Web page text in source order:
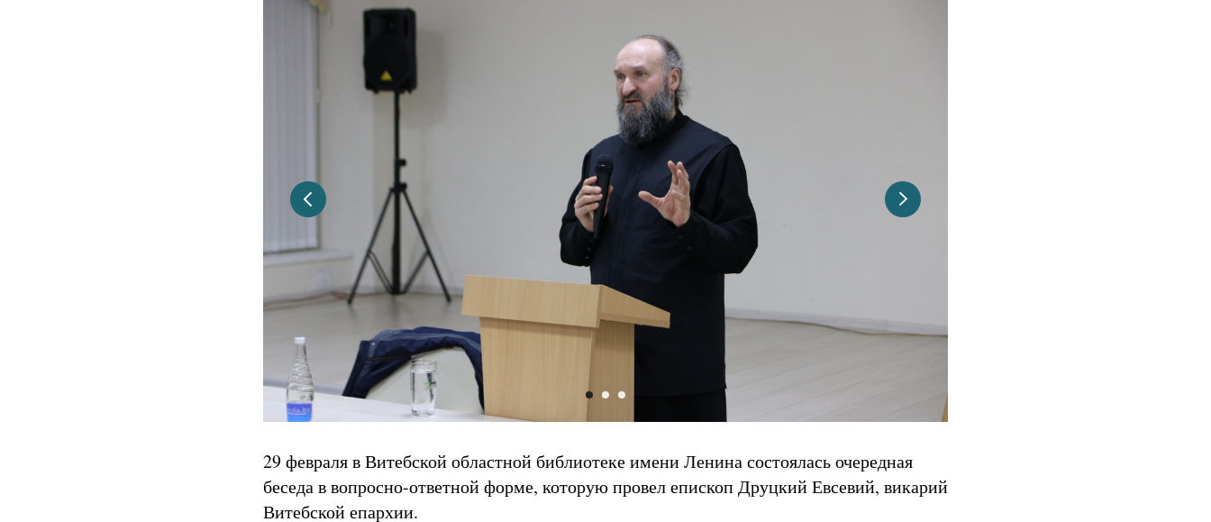
29 февраля в Витебской областной библиотеке имени Ленина состоялась очередная
беседа в вопросно-ответной форме, которую провел епископ Друцкий Евсевий, викарий
Витебской епархии.